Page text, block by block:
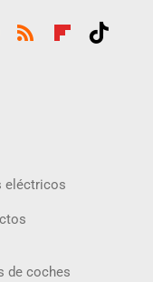
eléctricos
de coches